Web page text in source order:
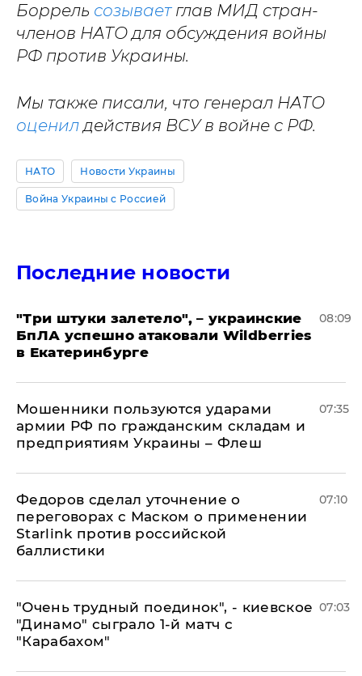
Боррель созываетглав МИД стран-
членов НАТО для обсуждения войны
РФ против Украины.
Мы также писали, что генерал НАТО
оценилдействия ВСУ в войне с РФ.
НАТО Новости Украины
Война Украины с Россией
Последние новости
"Три штуки залетело", – украинские
БпЛА успешно атаковали Wildberries
в Екатеринбурге
08:09
Мошенники пользуются ударами
армии РФ по гражданским складам и
предприятиям Украины – Флеш
07:35
Федоров сделал уточнение о
переговорах с Маском о применении
Starlink против российской
баллистики
07:10
"Очень трудный поединок", - киевское
"Динамо" сыграло 1-й матч с
"Карабахом"
07:03